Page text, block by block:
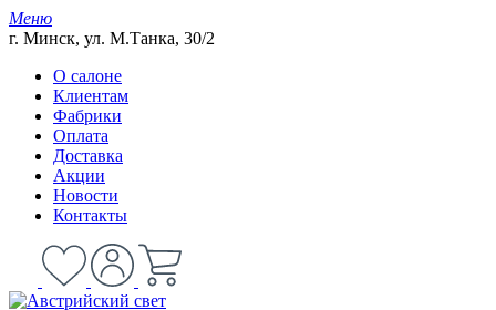
Меню
г. Минск, ул. М.Танка, 30/2
О салоне
Клиентам
Фабрики
Оплата
Доставка
Акции
Новости
Контакты